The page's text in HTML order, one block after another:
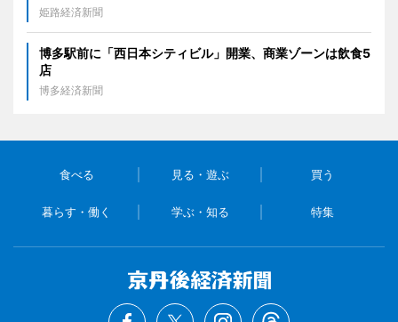
姫路経済新聞
博多駅前に「西日本シティビル」開業、商業ゾーンは飲食5
店
博多経済新聞
食べる 見る・遊ぶ 買う
暮らす・働く 学ぶ・知る 特集